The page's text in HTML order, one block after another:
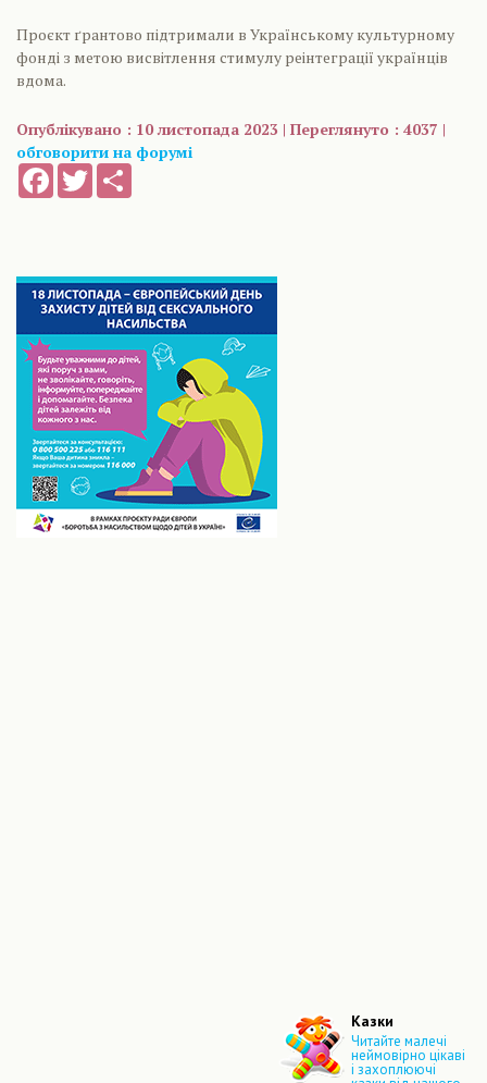
Проєкт ґрантово підтримали в Українському культурному
фонді з метою висвітлення стимулу реінтеграції українців
вдома.
Опублікувано : 10 листопада 2023 | Переглянуто : 4037 |
обговорити на форумі
FacebookTwitter
Казки
Читайте малечі
неймовірно цікаві
і захоплюючі